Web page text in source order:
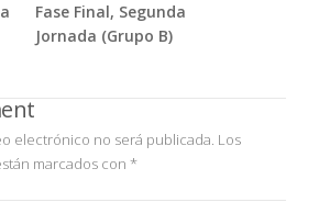
Fase Final, Segunda
Jornada (Grupo B)
electrónico no será publicada. Los
marcados con *